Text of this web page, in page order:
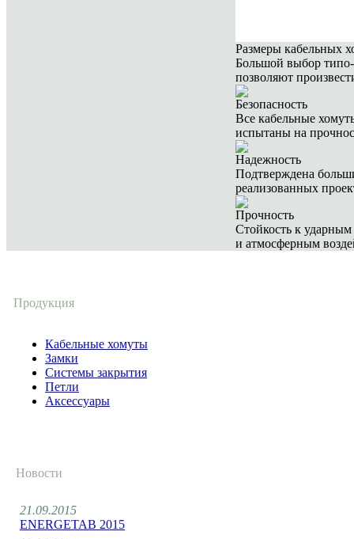
Размеры кабельных
Большой выбор
позволяют
Безопасность
Все кабельные
испытаны на
Надежность
Подтверждена
реализованных
Прочность
Cтойкость к ударным
и атмосферным
Продукция
Кабельные хомуты
Замки
Системы закрытия
Петли
Аксессуары
Новости
21.09.2015
ENERGETAB 2015